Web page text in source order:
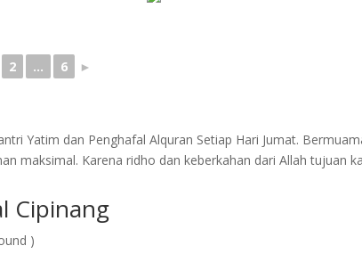
2 ... 6 ►
Yatim dan Penghafal Alquran Setiap Hari Jumat.
maksimal. Karena ridho dan keberkahan dari Allah tujuan
Cipinang
)